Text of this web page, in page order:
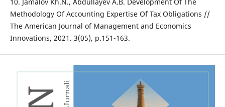
Methodology Of Accounting Expertise Of Tax Obligations //
The American Journal of Management and Economics
Innovations, 2021. 3(05), р.151-163.